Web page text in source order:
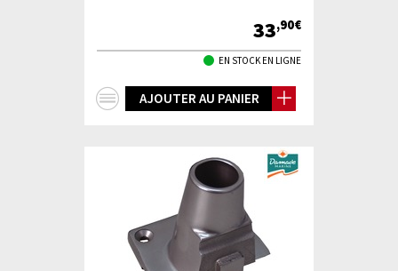
33,90€
EN STOCK EN LIGNE
AJOUTER AU PANIER